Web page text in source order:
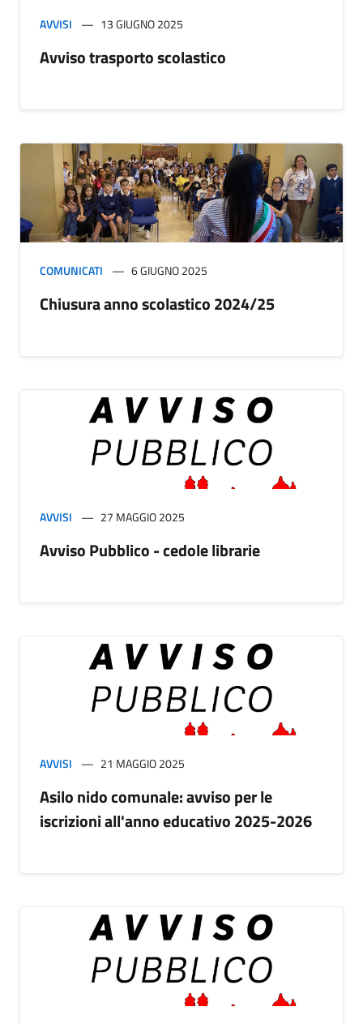
AVVISI 13 GIUGNO 2025
Avviso trasporto scolastico
COMUNICATI 6 GIUGNO 2025
Chiusura anno scolastico 2024/25
AVVISI 27 MAGGIO 2025
Avviso Pubblico - cedole librarie
AVVISI 21 MAGGIO 2025
Asilo nido comunale: avviso per le
iscrizioni all'anno educativo 2025-2026